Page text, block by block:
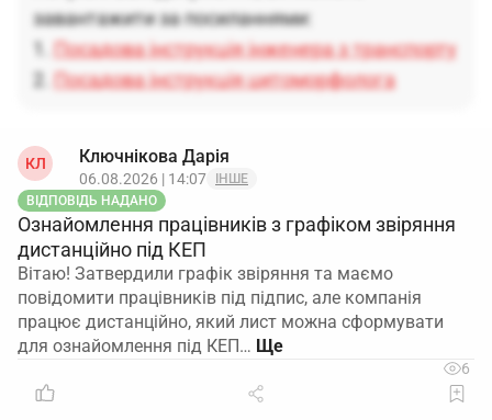
завантажити за посиланнями:
Посадова інструкція інженера з транспорту
Посадова інструкція цитоморфолога
КЛ Ключнікова Дарія
06.08.2026 | 14:07
ІНШЕ
ВІДПОВІДЬ НАДАНО
Ознайомлення працівників з графіком звіряння
дистанційно під КЕП
Вітаю! Затвердили графік звіряння та маємо
повідомити працівників під підпис, але компанія
працює дистанційно, який лист можна сформувати
для ознайомлення під КЕП…
6